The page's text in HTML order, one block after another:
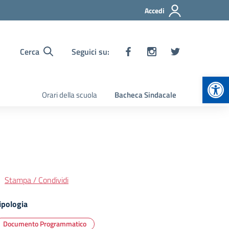
Accedi
Cerca Seguici su:
Orari della scuola Bacheca Sindacale
Stampa / Condividi
Documento Programmatico